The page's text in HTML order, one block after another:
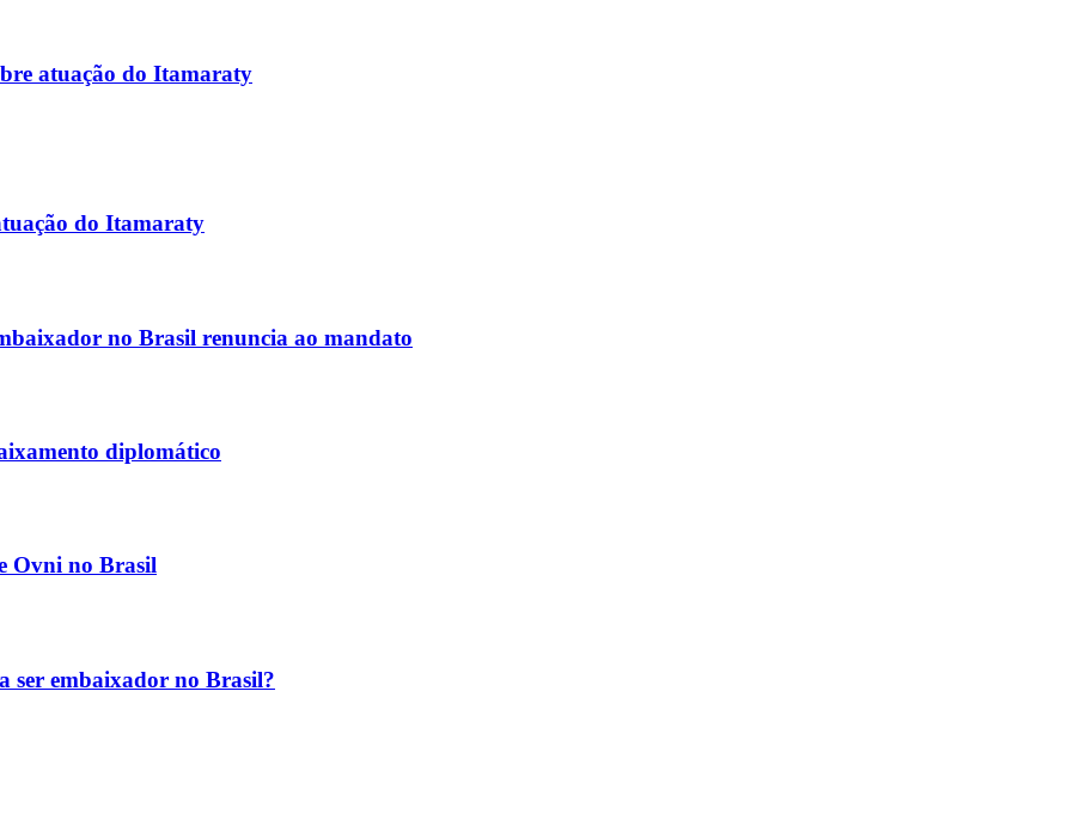
atuação do Itamaraty
do Itamaraty
no Brasil renuncia ao mandato
diplomático
Ovni no Brasil
ser embaixador no Brasil?